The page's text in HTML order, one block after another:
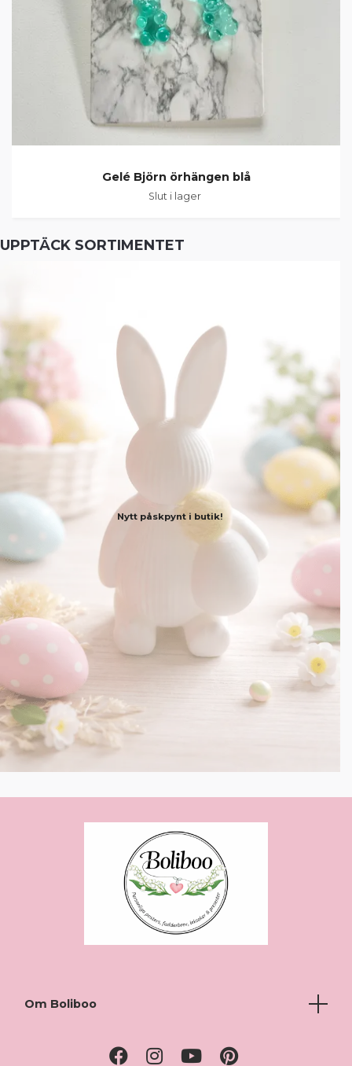
UPPTÄCK SORTIMENTET
Nytt påskpynt i butik!
Gelé Björn örhängen blå
Slut i lager
Om Boliboo